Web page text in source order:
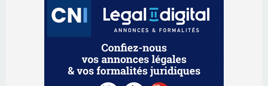
Les brèves
Ucciani – Marché des producteurs à Cruculi le